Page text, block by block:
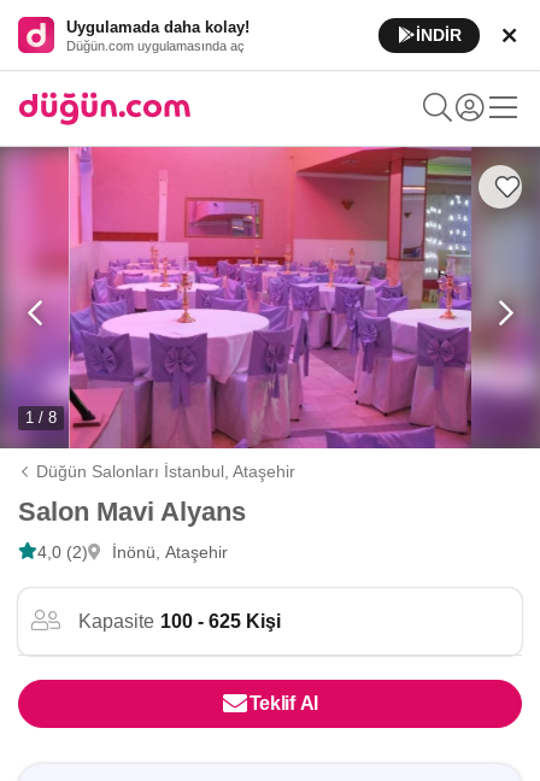
Uygulamada daha kolay!
Düğün.com uygulamasında aç
İNDİR
1 / 8
Düğün Salonları İstanbul,Ataşehir
Salon Mavi Alyans
4,0 (2) İnönü, Ataşehir
Kapasite 100 - 625 Kişi
Teklif Al